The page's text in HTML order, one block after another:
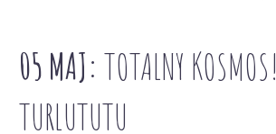
05 MAJ: TOTALNY KOSMOS!
TURLUTUTU